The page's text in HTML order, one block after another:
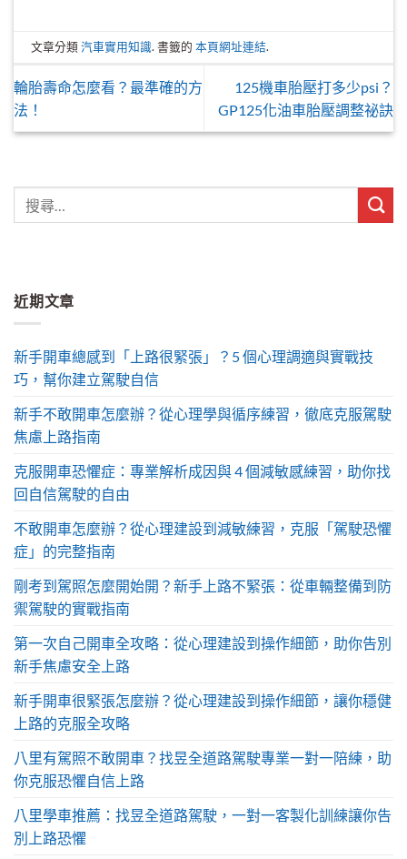
文章分類汽車實用知識. 書籤的本頁網址連結.
輪胎壽命怎麼看？最準確的方
法！
125機車胎壓打多少psi？
GP125化油車胎壓調整祕訣
近期文章
新手開車總感到「上路很緊張」？5 個心理調適與實戰技
巧，幫你建立駕駛自信
新手不敢開車怎麼辦？從心理學與循序練習，徹底克服駕駛
焦慮上路指南
克服開車恐懼症：專業解析成因與 4 個減敏感練習，助你找
回自信駕駛的自由
不敢開車怎麼辦？從心理建設到減敏練習，克服「駕駛恐懼
症」的完整指南
剛考到駕照怎麼開始開？新手上路不緊張：從車輛整備到防
禦駕駛的實戰指南
第一次自己開車全攻略：從心理建設到操作細節，助你告別
新手焦慮安全上路
新手開車很緊張怎麼辦？從心理建設到操作細節，讓你穩健
上路的克服全攻略
八里有駕照不敢開車？找昱全道路駕駛專業一對一陪練，助
你克服恐懼自信上路
八里學車推薦：找昱全道路駕駛，一對一客製化訓練讓你告
別上路恐懼